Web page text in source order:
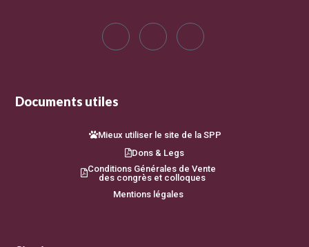
Documents utiles
Mieux utiliser le site de la SPP
Dons & Legs
Conditions Générales de Vente
des congrès et colloques
Mentions légales